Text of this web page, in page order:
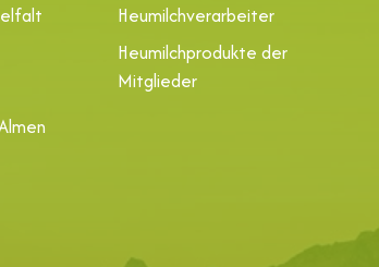
Heumilchverarbeiter
Heumilchprodukte der
Mitglieder